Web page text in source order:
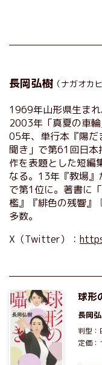
長岡弘樹（ナガオカ
1969年山形県生まれ
2003年「真夏の車
05年、単行本『陽
聞き」で第61回日本
作を表題とした短編
なる。13年『教場』
で第1位に。著書に
檻』『緋色の残響』
多数。
X（Twitter）：
球形
長岡
判型：
定価：